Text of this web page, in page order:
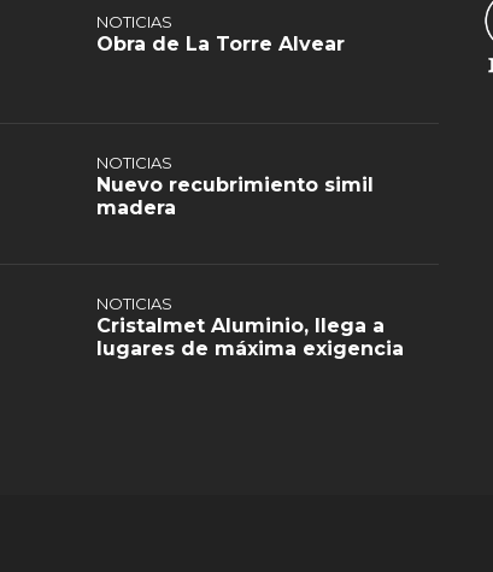
NOTICIAS
Obra de La Torre Alvear
NOTICIAS
Nuevo recubrimiento simil
madera
NOTICIAS
Cristalmet Aluminio, llega a
lugares de máxima exigencia